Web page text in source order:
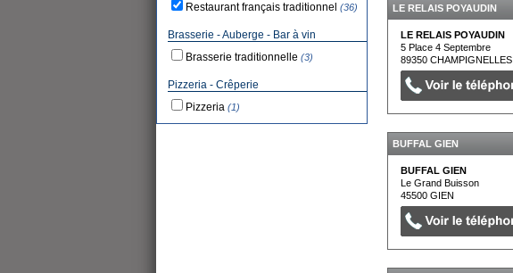
Restaurant français traditionnel (36)
Brasserie - Auberge - Bar à vin
Brasserie traditionnelle (3)
Pizzeria - Crêperie
Pizzeria (1)
LE RELAIS POYAUDIN
LE RELAIS POYAUDIN
5 Place 4 Septembre
89350CHAMPIGNELLES
BUFFAL GIEN
BUFFAL GIEN
Le Grand Buisson
45500GIEN